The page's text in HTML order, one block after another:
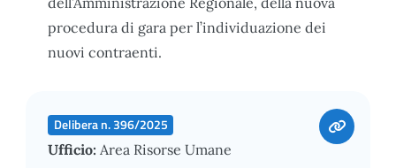
procedura di gara per l’individuazione dei
nuovi contraenti.
Delibera n. 396/2025
Ufficio: Area Risorse Umane